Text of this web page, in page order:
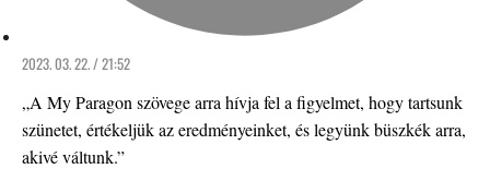
2023. 03. 22. / 21:52
„A My Paragon szövege arra hívja fel a figyelmet, hogy tartsunk
szünetet, értékeljük az eredményeinket, és legyünk büszkék arra,
akivé váltunk.”